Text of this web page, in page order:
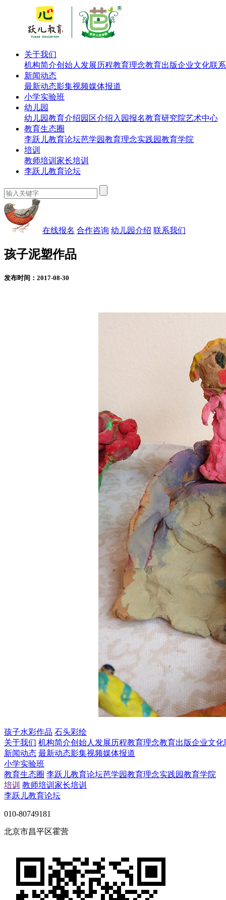
关于我们
机构简介创始人 发展历程教育理念教育出版企业文化联
新闻动态
最新动态影集视频媒体报道
小学实验班
幼儿园
幼儿园教育介绍园区介绍 入园报名教育研究院艺术中心
教育生态圈
李跃儿教育论坛芭学园教育理念实践园教育学院
培训
教师培训 家长培训
李跃儿教育论坛
在线报名 合作咨询 幼儿园介绍 联系我们
孩子泥塑作品
发布时间：2017-08-30
孩子水彩作品 石头彩绘
关于我们 机构简介创始人 发展历程教育理念教育出版企业文化
新闻动态 最新动态影集视频媒体报道
小学实验班
教育生态圈 李跃儿教育论坛芭学园教育理念实践园教育学院
培训 教师培训 家长培训
李跃儿教育论坛
010-80749181
北京市昌平区霍营